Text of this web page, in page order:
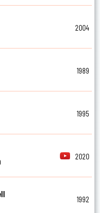
2004
1989
1995
2020
1992